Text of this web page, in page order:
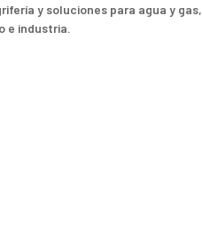
y soluciones para agua y gas,
e industria.